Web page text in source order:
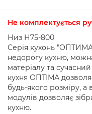
Не комплектується
Низ Н75-800
Серія кухонь
недорогу кухню,
матеріалу та
кухня ОПТІМА
будь-якого розміру, а
модулів дозволяє
кухню.